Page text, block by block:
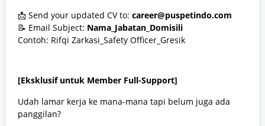
📩 Send your updated CV to: career@puspetindo.com
📝 Email Subject: Nama_Jabatan_Domisili
Contoh: Rifqi Zarkasi_Safety Officer_Gresik
[Eksklusif untuk Member Full-Support]
Udah lamar kerja ke mana-mana tapi belum juga ada
panggilan?